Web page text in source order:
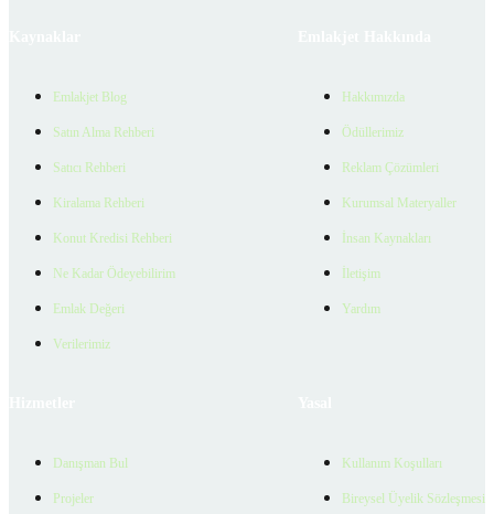
Emlakjet Blog
Satın Alma Rehberi
Satıcı Rehberi
Kiralama Rehberi
Konut Kredisi Rehberi
Ne Kadar Ödeyebilirim
Emlak Değeri
Verilerimiz
Hakkımızda
Ödüllerimiz
Reklam Çözümleri
Kurumsal Materyaller
İnsan Kaynakları
İletişim
Yardım
Danışman Bul
Projeler
Kullanım Koşulları
Bireysel Üyelik Sözleşmesi